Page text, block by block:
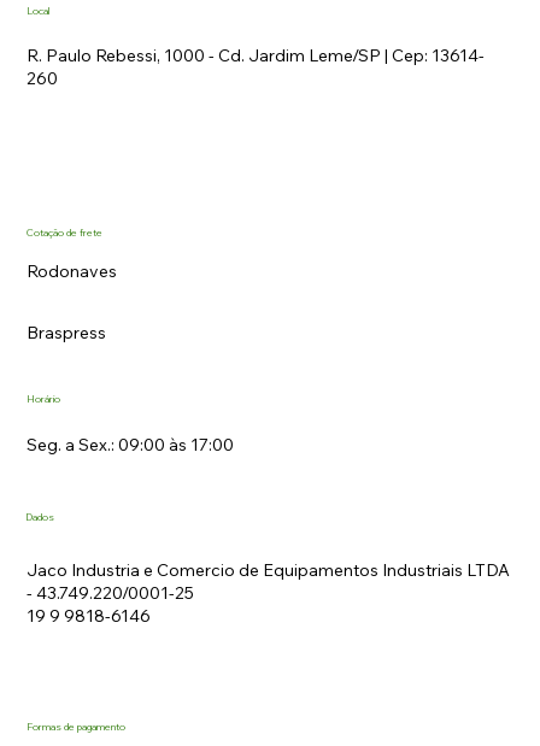
Local
R. Paulo Rebessi, 1000 - Cd. Jardim Leme/SP | Cep: 13614-
260
Cotação de frete
Rodonaves
Braspress
Horário
Seg. a Sex.: 09:00 às 17:00
Dados
Jaco Industria e Comercio de Equipamentos Industriais LTDA
- 43.749.220/0001-25
19 9 9818-6146
Formas de pagamento